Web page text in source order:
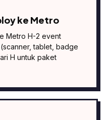
ke Metro
Metro H-2 event
tablet, badge
H untuk paket